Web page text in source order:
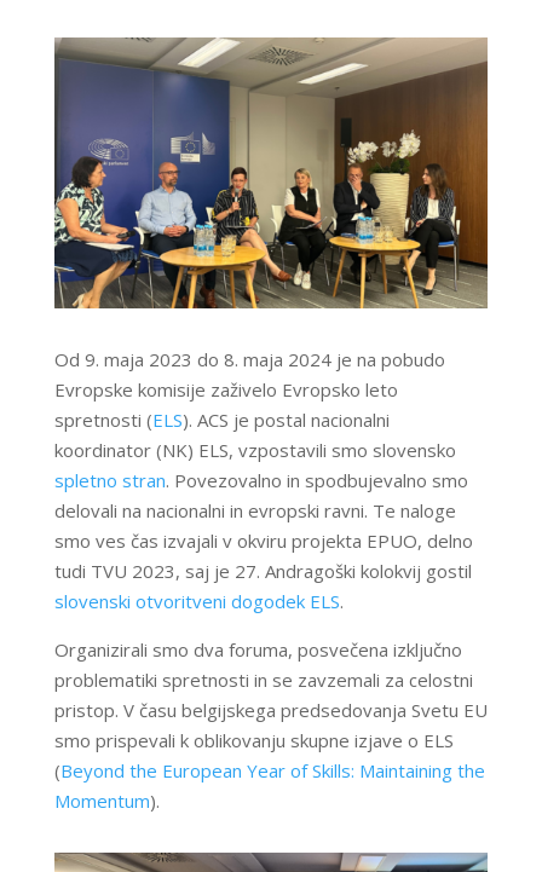
Od 9. maja 2023 do 8. maja 2024 je na pobudo
Evropske komisije zaživelo Evropsko leto
spretnosti (ELS). ACS je postal nacionalni
koordinator (NK) ELS, vzpostavili smo slovensko
spletno stran. Povezovalno in spodbujevalno smo
delovali na nacionalni in evropski ravni. Te naloge
smo ves čas izvajali v okviru projekta EPUO, delno
tudi TVU 2023, saj je 27. Andragoški kolokvij gostil
slovenski otvoritveni dogodek ELS.
Organizirali smo dva foruma, posvečena izključno
problematiki spretnosti in se zavzemali za celostni
pristop. V času belgijskega predsedovanja Svetu EU
smo prispevali k oblikovanju skupne izjave o ELS
(Beyond the European Year of Skills: Maintaining the
Momentum).